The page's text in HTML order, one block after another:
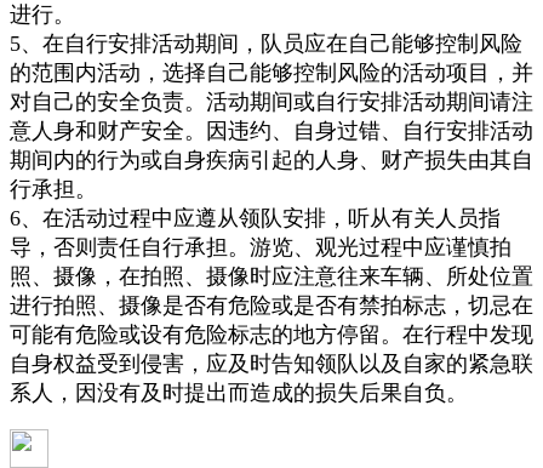
进行。
5、在自行安排活动期间，队员应在自己能够控制风险
的范围内活动，选择自己能够控制风险的活动项目，并
对自己的安全负责。活动期间或自行安排活动期间请注
意人身和财产安全。因违约、自身过错、自行安排活动
期间内的行为或自身疾病引起的人身、财产损失由其自
行承担。
6、在活动过程中应遵从领队安排，听从有关人员指
导，否则责任自行承担。游览、观光过程中应谨慎拍
照、摄像，在拍照、摄像时应注意往来车辆、所处位置
进行拍照、摄像是否有危险或是否有禁拍标志，切忌在
可能有危险或设有危险标志的地方停留。在行程中发现
自身权益受到侵害，应及时告知领队以及自家的紧急联
系人，因没有及时提出而造成的损失后果自负。